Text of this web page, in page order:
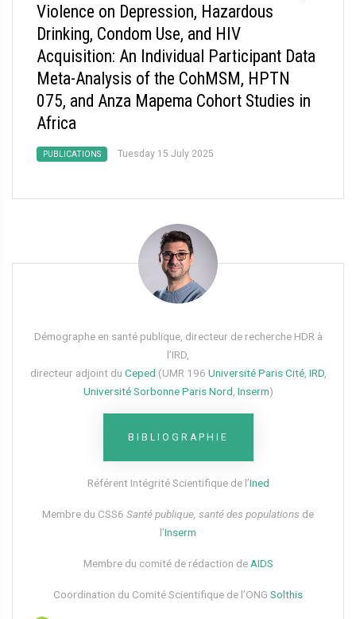
Violence on Depression, Hazardous
Drinking, Condom Use, and HIV
Acquisition: An Individual Participant Data
Meta-Analysis of the CohMSM, HPTN
075, and Anza Mapema Cohort Studies in
Africa
PUBLICATIONS Tuesday 15 July 2025
Démographe en santé publique, directeur de recherche HDR à
l’IRD,
directeur adjoint du Ceped (UMR 196 Université Paris Cité, IRD,
Université Sorbonne Paris Nord Inserm)
BIBLIOGRAPHIE
Référent Intégrité Scientifique de l’Ined
Membre du CSS6​ Santé publique, santé des populations de
l’Inserm
Membre du comité de rédaction de AIDS
Coordination du Comité Scientifique de l’ONG Solthis